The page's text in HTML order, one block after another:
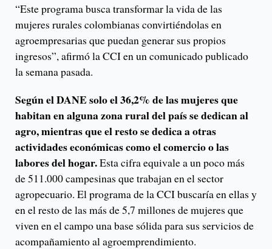
“Este programa busca transformar la vida de las
mujeres rurales colombianas convirtiéndolas en
agroempresarias que puedan generar sus propios
ingresos”, afirmó la CCI en un comunicado publicado
la semana pasada.
Según el DANE solo el 36,2% de las mujeres que
habitan en alguna zona rural del país se dedican al
agro, mientras que el resto se dedica a otras
actividades económicas como el comercio o las
labores del hogar.Esta cifra equivale a un poco más
de 511.000 campesinas que trabajan en el sector
agropecuario. El programa de la CCI buscaría en ellas y
en el resto de las más de 5,7 millones de mujeres que
viven en el campo una base sólida para sus servicios de
acompañamiento al agroemprendimiento.